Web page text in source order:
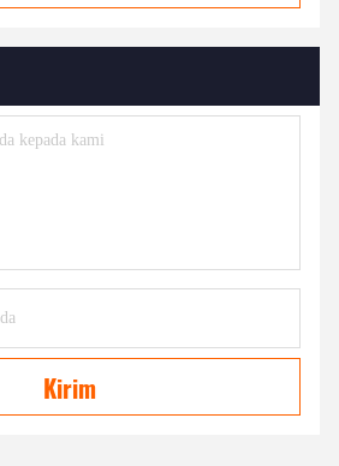
Kirim